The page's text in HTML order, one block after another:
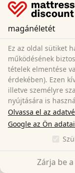
Méret:
Anyag:
Teljes magasság:
Keménységi fok:
magánéletét
Ez az oldal sütiket
működésének
tételek elmentése
érdekében). Ezen
illetve személyre
nyújtására is
Olvassa el az
Google az Ön
Zárja be a